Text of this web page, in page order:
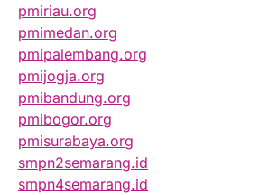
pmiriau.org
pmimedan.org
pmipalembang.org
pmijogja.org
pmibandung.org
pmibogor.org
pmisurabaya.org
smpn2semarang.id
smpn4semarang.id